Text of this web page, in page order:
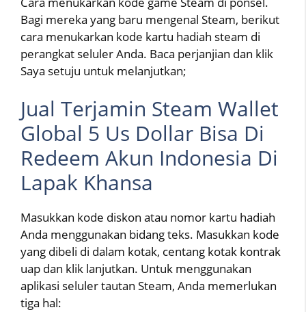
Bagi mereka yang baru mengenal Steam, berikut
cara menukarkan kode kartu hadiah steam di
perangkat seluler Anda. Baca perjanjian dan klik
Saya setuju untuk melanjutkan;
Jual Terjamin Steam Wallet
Global 5 Us Dollar Bisa Di
Redeem Akun Indonesia Di
Lapak Khansa
Masukkan kode diskon atau nomor kartu hadiah
Anda menggunakan bidang teks. Masukkan kode
yang dibeli di dalam kotak, centang kotak kontrak
uap dan klik lanjutkan. Untuk menggunakan
aplikasi seluler tautan Steam, Anda memerlukan
tiga hal: